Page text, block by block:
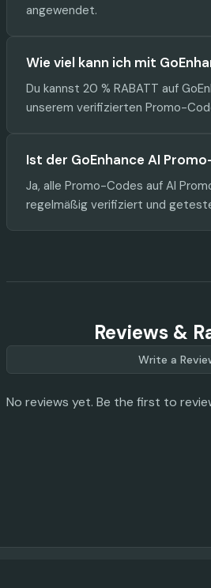
angewendet.
Wie viel kann ich mit
Du kannst 20 % RABATT auf
unserem verifizierten Promo-
Ist der GoEnhance AI
Ja, alle Promo-Codes auf AI
regelmäßig verifiziert und
Reviews &
Write a
No reviews yet. Be the first to